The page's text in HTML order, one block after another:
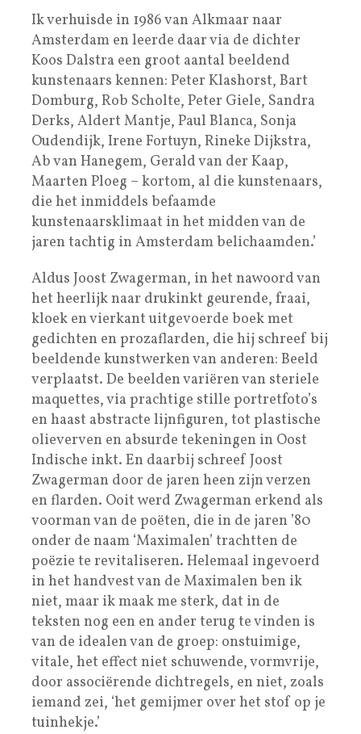
Ik verhuisde in 1986 van Alkmaar naar
Amsterdam en leerde daar via de dichter
Koos Dalstra een groot aantal beeldend
kunstenaars kennen: Peter Klashorst, Bart
Domburg, Rob Scholte, Peter Giele, Sandra
Derks, Aldert Mantje, Paul Blanca, Sonja
Oudendijk, Irene Fortuyn, Rineke Dijkstra,
Ab van Hanegem, Gerald van der Kaap,
Maarten Ploeg – kortom, al die kunstenaars,
die het inmiddels befaamde
kunstenaarsklimaat in het midden van de
jaren tachtig in Amsterdam belichaamden.’
Aldus Joost Zwagerman, in het nawoord van
het heerlijk naar drukinkt geurende, fraai,
kloek en vierkant uitgevoerde boek met
gedichten en prozaflarden, die hij schreef bij
beeldende kunstwerken van anderen: Beeld
verplaatst. De beelden variëren van steriele
maquettes, via prachtige stille portretfoto’s
en haast abstracte lijnfiguren, tot plastische
olieverven en absurde tekeningen in Oost
Indische inkt. En daarbij schreef Joost
Zwagerman door de jaren heen zijn verzen
en flarden. Ooit werd Zwagerman erkend als
voorman van de poëten, die in de jaren ’80
onder de naam ‘Maximalen’ trachtten de
poëzie te revitaliseren. Helemaal ingevoerd
in het handvest van de Maximalen ben ik
niet, maar ik maak me sterk, dat in de
teksten nog een en ander terug te vinden is
van de idealen van de groep: onstuimige,
vitale, het effect niet schuwende, vormvrije,
door associërende dichtregels, en niet, zoals
iemand zei, ‘het gemijmer over het stof op je
tuinhekje.’